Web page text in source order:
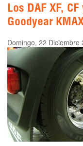
Los DAF XF,
Goodyear
Domingo, 22 Diciembre